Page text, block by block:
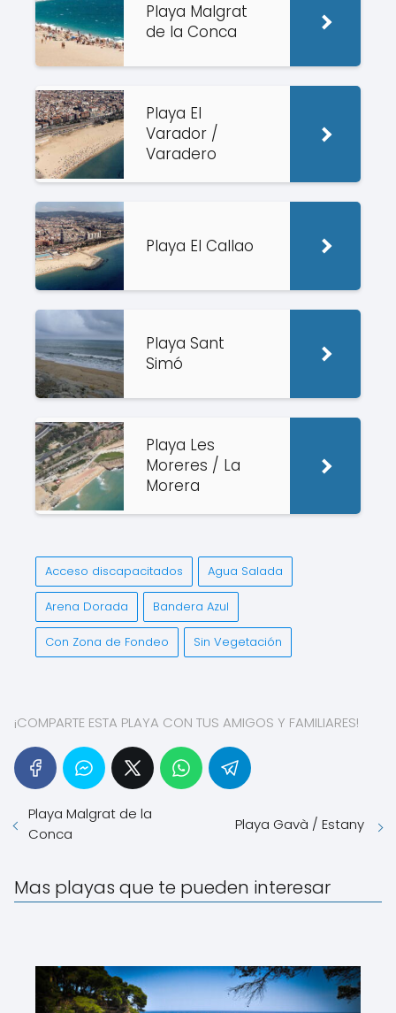
Playa Malgrat
de la Conca
Playa El
Varador /
Varadero
Playa El Callao
Playa Sant
Simó
Playa Les
Moreres / La
Morera
Acceso discapacitados Agua Salada
Arena Dorada Bandera Azul
Con Zona de Fondeo Sin Vegetación
¡COMPARTE ESTA PLAYA CON TUS AMIGOS Y FAMILIARES!
Playa Malgrat de la
Conca
Playa Gavà / Estany
Mas playas que te pueden interesar